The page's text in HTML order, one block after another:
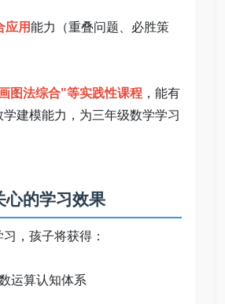
应用能力（重叠问题、必胜策
图法综合"等实践性课程 ，能有
建模能力，为三年级数学学习
心的学习效果
，孩子将获得：
运算认知体系